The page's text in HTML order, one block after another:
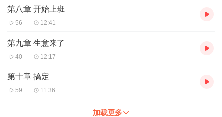
第八章 开始上班
56 12:41
第九章 生意来了
40 12:17
第十章 搞定
59 11:36
加载更多